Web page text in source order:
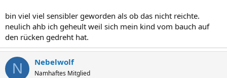
bin viel viel sensibler geworden als ob das nicht reichte.
neulich ahb ich geheult weil sich mein kind vom bauch auf
den rücken gedreht hat.
N Nebelwolf
Namhaftes Mitglied